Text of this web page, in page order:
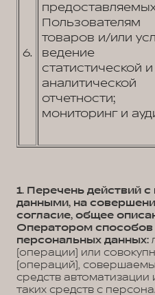
6.
Пользователям
товаров и/или
ведение
статистической и
аналитической
отчетности;
мониторинг и
1. Перечень действий
данными, на
согласие, общее
Оператором способов
персональных данных:
(операции) или
(операций),
средств автоматизации
таких средств с